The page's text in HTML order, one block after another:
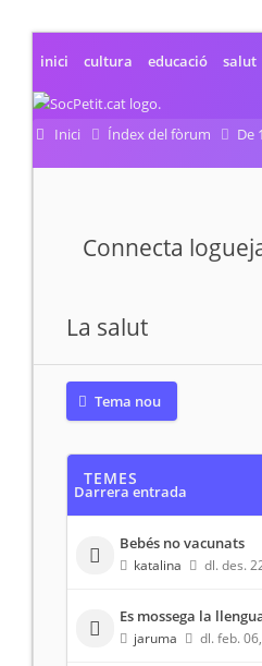
inici cultura educació salut
Inici Índex del fòrum De
Connecta
La salut
Tema nou
TEMES
Darrera entrada
Bebés no vacunats
katalina dl. des.
Es mossega la
jaruma dl. feb.